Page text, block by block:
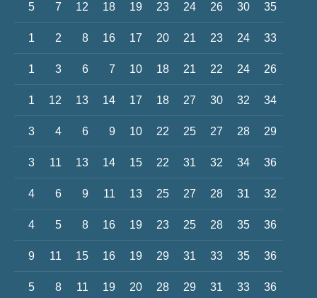
5 7 12 18 19 23 24 26 30 35
1 2 8 16 17 20 21 23 24 33
1 3 6 7 10 18 21 22 24 26
1 12 13 14 17 18 27 30 32 34
3 4 6 9 10 22 25 27 28 29
3 11 13 14 15 22 31 32 34 36
4 6 9 11 13 25 27 28 31 32
4 5 8 16 19 23 25 28 35 36
9 11 15 16 19 29 31 33 35 36
5 8 11 19 20 28 29 31 33 36